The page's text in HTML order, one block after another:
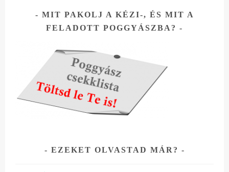
MIT PAKOLJ A KÉZI-, ÉS MIT A
FELADOTT POGGYÁSZBA?
EZEKET OLVASTAD MÁR?